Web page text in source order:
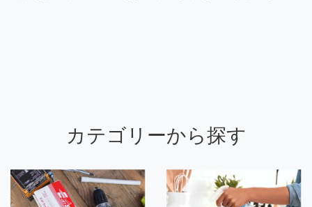
カテゴリーから探す